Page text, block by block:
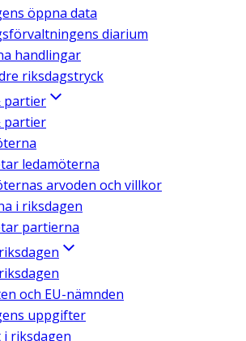
öppna data
diarium
handlingar
riksdagstryck
partier
partier
ledamöterna
arvoden och villkor
i riksdagen
partierna
och EU-nämnden
uppgifter
riksdagen